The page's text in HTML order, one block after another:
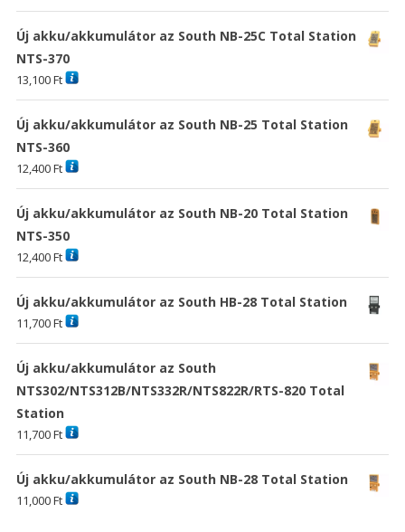
Új akku/akkumulátor az South NB-25C Total Station
NTS-370
13,100Ft
Új akku/akkumulátor az South NB-25 Total Station
NTS-360
12,400Ft
Új akku/akkumulátor az South NB-20 Total Station
NTS-350
12,400Ft
Új akku/akkumulátor az South HB-28 Total Station
11,700Ft
Új akku/akkumulátor az South
NTS302/NTS312B/NTS332R/NTS822R/RTS-820 Total
Station
11,700Ft
Új akku/akkumulátor az South NB-28 Total Station
11,000Ft